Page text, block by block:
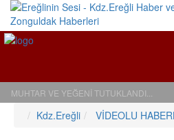
MUHTAR VE YEĞENİ TUTUKLANDI...
Kdz.Ereğli VİDEOLU